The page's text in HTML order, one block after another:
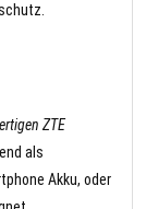
ZTE
als
Akku, oder